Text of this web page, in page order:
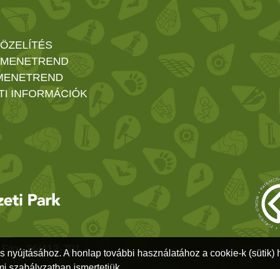
INFORMÁCIÓK
36/412-791 -A honlap további használatához a cookie-k